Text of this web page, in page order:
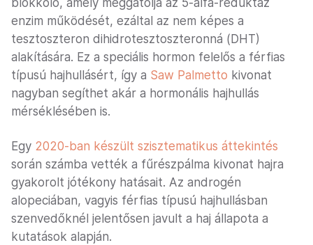
blokkoló, amely meggátolja az 5-alfa-reduktáz
enzim működését, ezáltal az nem képes a
tesztoszteron dihidrotesztoszteronná (DHT)
alakítására. Ez a speciális hormon felelős a férfias
típusú hajhullásért, így a Saw Palmetto kivonat
nagyban segíthet akár a hormonális hajhullás
mérséklésében is.
Egy 2020-ban készült szisztematikus áttekintés
során számba vették a fűrészpálma kivonat hajra
gyakorolt jótékony hatásait. Az androgén
alopeciában, vagyis férfias típusú hajhullásban
szenvedőknél jelentősen javult a haj állapota a
kutatások alapján.